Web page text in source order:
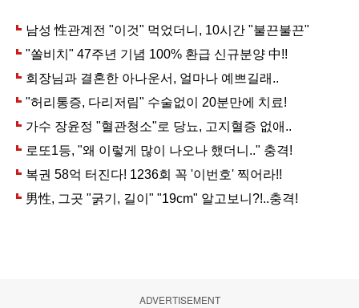
ADVERTISEMENT